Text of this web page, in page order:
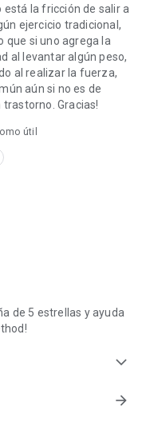
está la fricción de salir a
ejercicio tradicional,
que si uno agrega la
al levantar algún peso,
al realizar la fuerza,
aún si no es de
trastorno. Gracias!
útil
de 5 estrellas y ayuda
expand_more
arrow_forward